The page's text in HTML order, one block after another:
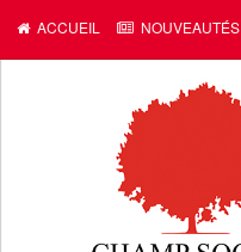
ACCUEIL NOUVEAUTÉS